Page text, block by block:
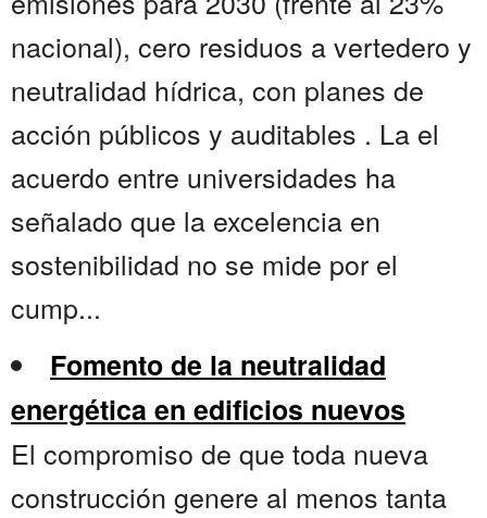
nacional), cero residuos a vertedero y
neutralidad hídrica, con planes de
acción públicos y auditables . La el
acuerdo entre universidades ha
señalado que la excelencia en
sostenibilidad no se mide por el
cump...
Fomento de la neutralidad
energética en edificios nuevos
El compromiso de que toda nueva
construcción genere al menos tanta